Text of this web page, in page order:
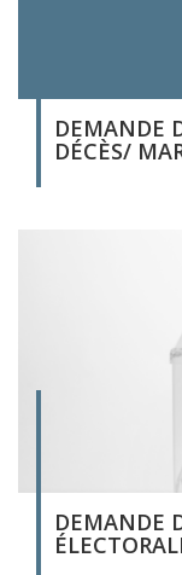
DEMANDE
DÉCÈS/
DEMANDE